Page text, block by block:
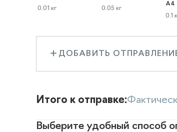
0.01 кг
0.05 кг
А4
0.1
ДОБАВИТЬ
Итого к отправке:
Выберите удобный способ